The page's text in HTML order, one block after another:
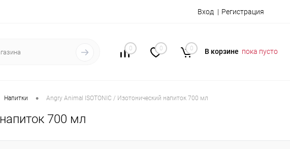
Вход Регистрация
0 0 0 В корзине пока пусто
Напитки • Angry Animal ISOTONIC / Изотонический напиток 700 мл
700 мл